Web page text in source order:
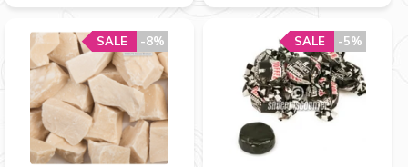
-8%
SALE -5%
SALE